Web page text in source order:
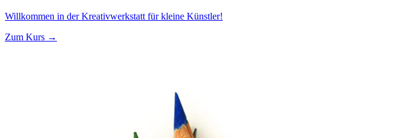
Willkommen in der Kreativwerkstatt für kleine Künstler!
Zum Kurs →